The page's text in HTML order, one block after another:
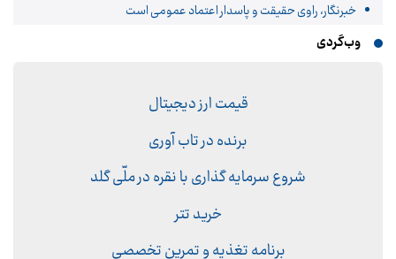
خبرنگار، راوی حقیقت و پاسدار اعتماد عمومی است
وب‌گردی
قیمت ارز دیجیتال
برنده در تاب آوری
شروع سرمایه گذاری با نقره در ملّی گلد
خرید تتر
برنامه تغذیه و تمرین تخصصی